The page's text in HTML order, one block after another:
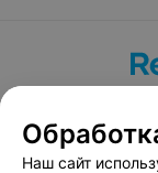
Вакансии
Публичный
Наш сайт